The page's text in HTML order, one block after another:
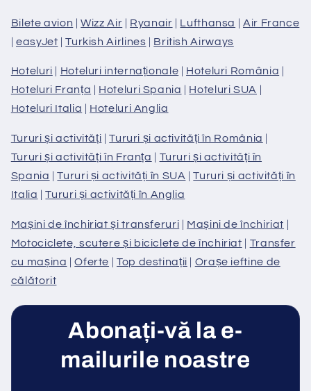
Bilete avion |Wizz Air Ryanair Lufthansa |Air France
|easyJet |Turkish Airlines British Airways
Hoteluri Hoteluri internaționale Hoteluri România
Hoteluri Franța
Hoteluri Spania Hoteluri SUA
Hoteluri Italia
Hoteluri Anglia
Tururi și activități |Tururi și activități în România
Tururi și activități în Franța
Tururi și activități în
Spania |Tururi și activități în SUA |Tururi și activități în
Italia |Tururi și activități în Anglia
Mașini de închiriat și transferuri Mașini de închiriat
Motociclete, scutere și biciclete de închiriat
Transfer
cu mașina |Oferte Top destinații
Orașe ieftine de
călătorit
Abonați-vă la e-
mailurile noastre